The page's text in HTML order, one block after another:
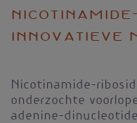
innovatieve
Nicotinamide-
onderzochte
adenine-